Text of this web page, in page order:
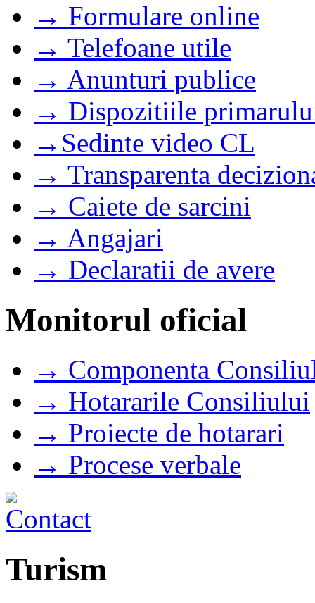
→ Formulare online
→ Telefoane utile
→ Anunturi publice
→ Dispozitiile
→Sedinte video CL
→ Transparenta
→ Caiete de sarcini
→ Angajari
→ Declaratii de avere
Monitorul oficial
→ Componenta
→ Hotararile Consiliului
→ Proiecte de hotarari
→ Procese verbale
Turism